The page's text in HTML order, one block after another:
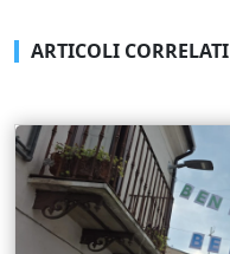
ARTICOLI CORRELATI